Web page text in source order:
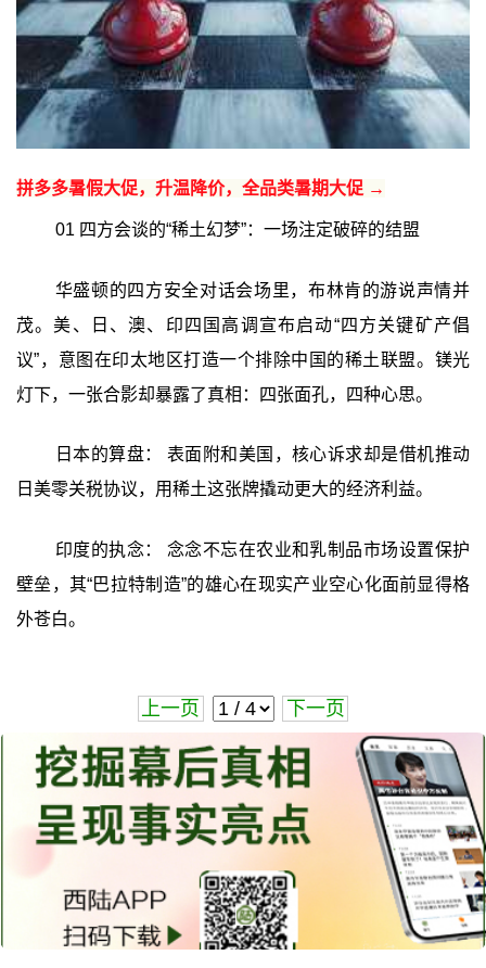
拼多多暑假大促，升温降价，全品类暑期大促 →
01 四方会谈的“稀土幻梦”：一场注定破碎的结盟
华盛顿的四方安全对话会场里，布林肯的游说声情并
茂。美、日、澳、印四国高调宣布启动“四方关键矿产倡
议”，意图在印太地区打造一个排除中国的稀土联盟。镁光
灯下，一张合影却暴露了真相：四张面孔，四种心思。
日本的算盘： 表面附和美国，核心诉求却是借机推动
日美零关税协议，用稀土这张牌撬动更大的经济利益。
印度的执念： 念念不忘在农业和乳制品市场设置保护
壁垒，其“巴拉特制造”的雄心在现实产业空心化面前显得格
外苍白。
上一页 下一页